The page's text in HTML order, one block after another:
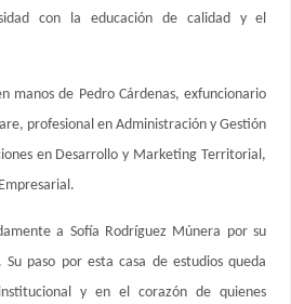
con la educación de calidad y el
manos de Pedro Cárdenas, exfuncionario
profesional en Administración y Gestión
en Desarrollo y Marketing Territorial,
a Sofía Rodríguez Múnera por su
paso por esta casa de estudios queda
y en el corazón de quienes